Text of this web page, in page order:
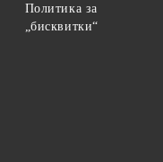
Политика за
„бисквитки“